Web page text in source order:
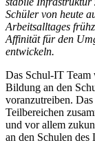
Schüler von heute
Arbeitsalltages
Affinität für den
entwickeln.
Das Schul-IT Team
Bildung an den
voranzutreiben.
Teilbereichen
und vor allem
an den Schulen des